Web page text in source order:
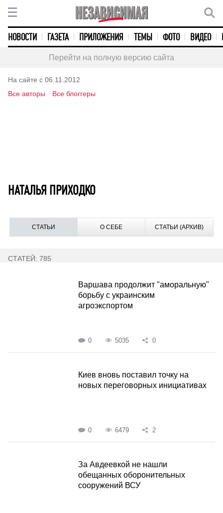
НОВОСТИ ГАЗЕТА ПРИЛОЖЕНИЯ ТЕМЫ ФОТО ВИДЕО
Перейти на полную версию сайта
На сайте с 06.11.2012
Все авторы
Все блоггеры
НАТАЛЬЯ ПРИХОДКО
СТАТЬИ О СЕБЕ СТАТЬИ (АРХИВ)
СТАТЕЙ: 785
Варшава продолжит "аморальную"
борьбу с украинским
агроэкспортом
0 5035 0
Киев вновь поставил точку на
новых переговорных инициативах
0 6479 2
За Авдеевкой не нашли
обещанных оборонительных
сооружений ВСУ